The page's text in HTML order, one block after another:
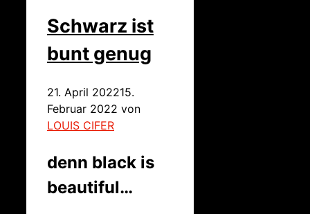
Schwarz ist
bunt genug
21. April 202215.
Februar 2022 von
LOUIS CIFER
denn black is
beautiful…